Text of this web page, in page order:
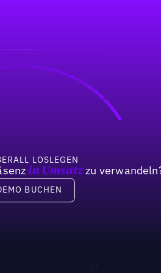
LOSLEGEN
in Umsatzzu
BUCHEN
BUCHEN